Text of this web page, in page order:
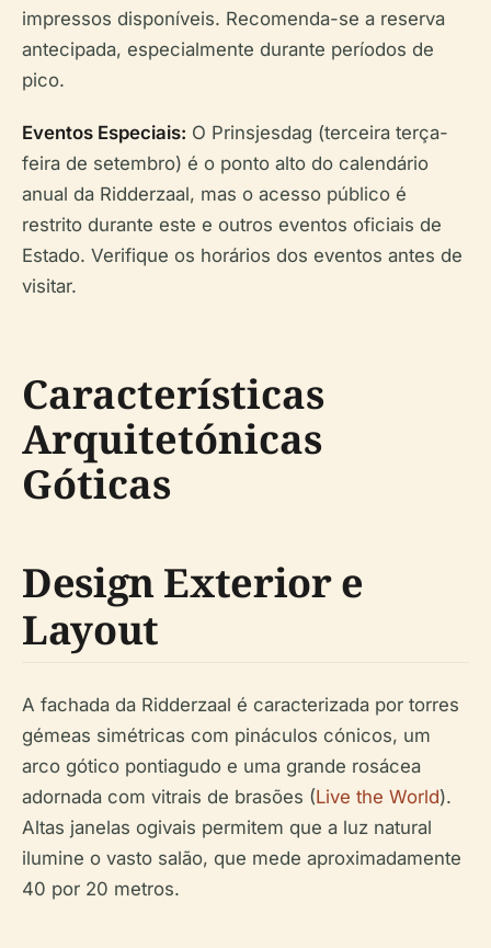
impressos disponíveis. Recomenda-se a reserva
antecipada, especialmente durante períodos de
pico.
Eventos Especiais: O Prinsjesdag (terceira terça-
feira de setembro) é o ponto alto do calendário
anual da Ridderzaal, mas o acesso público é
restrito durante este e outros eventos oficiais de
Estado. Verifique os horários dos eventos antes de
visitar.
Características
Arquitetónicas
Góticas
Design Exterior e
Layout
A fachada da Ridderzaal é caracterizada por torres
gémeas simétricas com pináculos cónicos, um
arco gótico pontiagudo e uma grande rosácea
adornada com vitrais de brasões (Live the World).
Altas janelas ogivais permitem que a luz natural
ilumine o vasto salão, que mede aproximadamente
40 por 20 metros.